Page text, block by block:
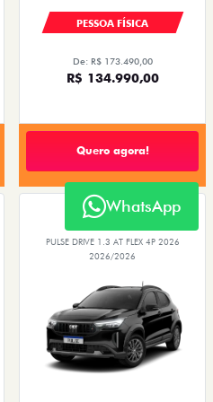
PESSOA FÍSICA
De: R$ 173.490,00
R$ 134.990,00
Quero agora!
PULSE
PULSE DRIVE 1.3 AT FLEX 4P 2026
2026/2026
WhatsApp